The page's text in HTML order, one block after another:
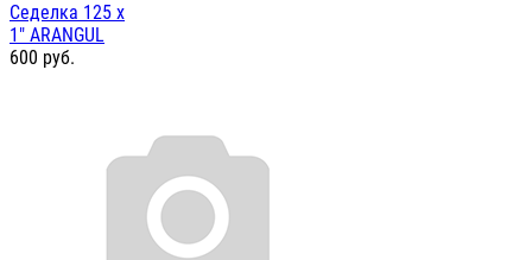
Седелка 125 х
1" ARANGUL
600 руб.